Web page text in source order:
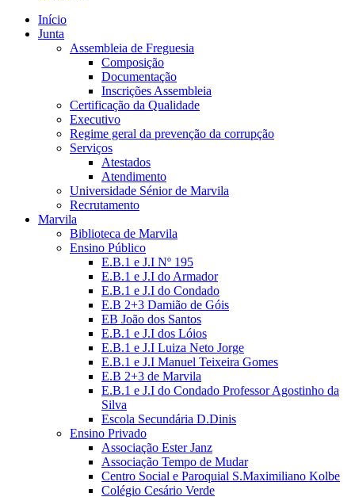
Início
Junta
Assembleia de Freguesia
Composição
Documentação
Inscrições Assembleia
Certificação da Qualidade
Executivo
Regime geral da prevenção da corrupção
Serviços
Atestados
Atendimento
Universidade Sénior de Marvila
Recrutamento
Marvila
Biblioteca de Marvila
Ensino Público
E.B.1 e J.I Nº 195
E.B.1 e J.I do Armador
E.B.1 e J.I do Condado
E.B 2+3 Damião de Góis
EB João dos Santos
E.B.1 e J.I dos Lóios
E.B.1 e J.I Luiza Neto Jorge
E.B.1 e J.I Manuel Teixeira Gomes
E.B 2+3 de Marvila
E.B.1 e J.I do Condado Professor Agostinho da
Silva
Escola Secundária D.Dinis
Ensino Privado
Associação Ester Janz
Associação Tempo de Mudar
Centro Social e Paroquial S.Maximiliano Kolbe
Colégio Cesário Verde